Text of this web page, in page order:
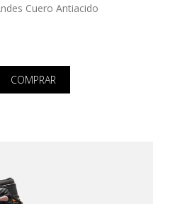
Cuero Antiacido
COMPRAR